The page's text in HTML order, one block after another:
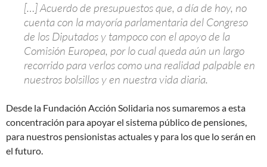
[…] Acuerdo de presupuestos que, a día de hoy, no
cuenta con la mayoría parlamentaria del Congreso
de los Diputados y tampoco con el apoyo de la
Comisión Europea, por lo cual queda aún un largo
recorrido para verlos como una realidad palpable en
nuestros bolsillos y en nuestra vida diaria.
Desde la Fundación Acción Solidaria nos sumaremos a esta
concentración para apoyar el sistema público de pensiones,
para nuestros pensionistas actuales y para los que lo serán en
el futuro.